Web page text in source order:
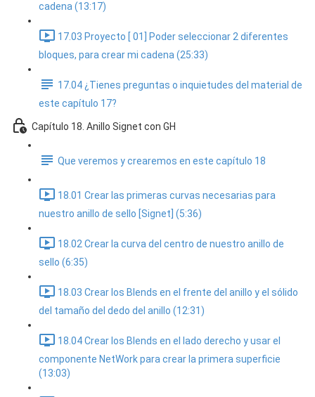
cadena (13:17)
17.03 Proyecto [ 01] Poder seleccionar 2 diferentes
bloques, para crear mi cadena (25:33)
17.04 ¿Tienes preguntas o inquietudes del material de
este capítulo 17?
Capítulo 18. Anillo Signet con GH
Que veremos y crearemos en este capítulo 18
18.01 Crear las primeras curvas necesarias para
nuestro anillo de sello [Signet] (5:36)
18.02 Crear la curva del centro de nuestro anillo de
sello (6:35)
18.03 Crear los Blends en el frente del anillo y el sólido
del tamaño del dedo del anillo (12:31)
18.04 Crear los Blends en el lado derecho y usar el
componente NetWork para crear la primera superficie
(13:03)